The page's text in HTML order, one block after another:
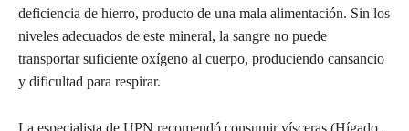
deficiencia de hierro, producto de una mala alimentación. Sin los
niveles adecuados de este mineral, la sangre no puede
transportar suficiente oxígeno al cuerpo, produciendo cansancio
y dificultad para respirar.
La especialista de UPN recomendó consumirvísceras (Hígado,